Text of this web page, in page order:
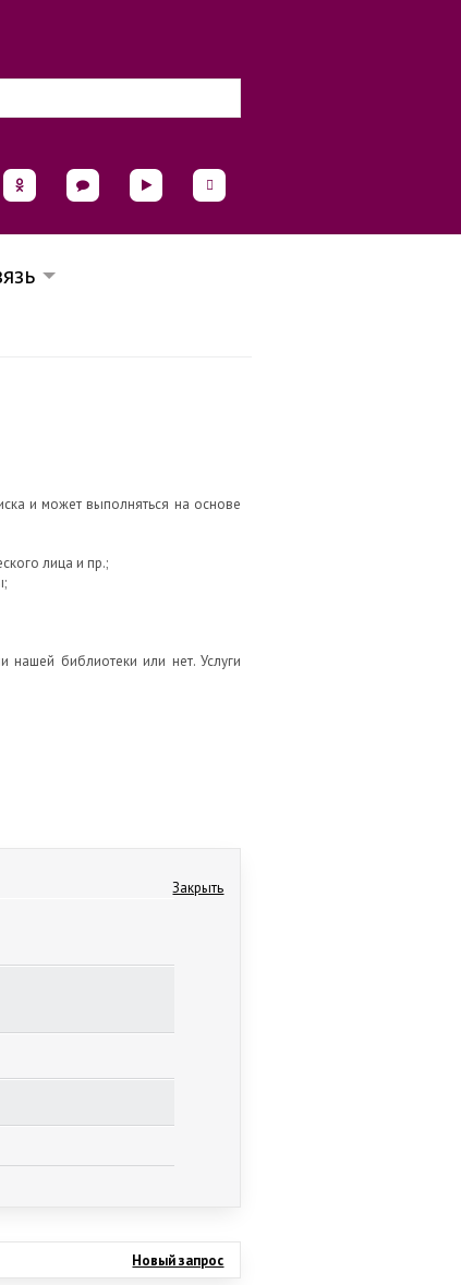
и может выполняться на основе
лица и пр.;
нашей библиотеки или нет. Услуги
Закрыть
Новый запрос